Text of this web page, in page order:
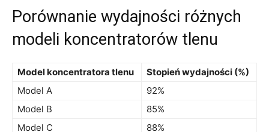
Porównanie wydajności różnych
modeli koncentratorów tlenu
Model koncentratora tlenu
Stopień wydajności (%)
Model A
92%
Model B
85%
Model C
88%